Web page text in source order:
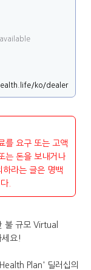
ko/dealer
를 요구 또는 고액
는 돈을 보내거나
하라는 글은 명백
.
불 규모 Virtual
요!
Plan' 딜러십의